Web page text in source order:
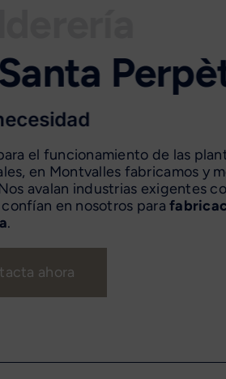
el funcionamiento de las
en Montvalles fabricamos y
avalan industrias exigentes
en nosotros para
.
ahora